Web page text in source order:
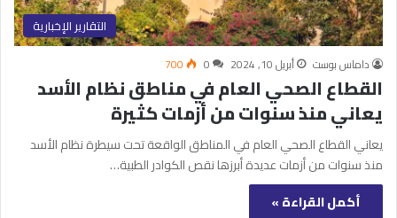
التقارير الإخبارية
داماس بوست أبريل 10, 2024 0
700
القطاع الصحي العام في مناطق نظام الأسد
يعاني منذ سنوات من أزمات كثيرة
يعاني القطاع الصحي العام في المناطق الواقعة تحت سيطرة نظام الأسد
منذ سنوات من أزمات عديدة أبرزها نقص الكوادر الطبية…
أكمل القراءة »